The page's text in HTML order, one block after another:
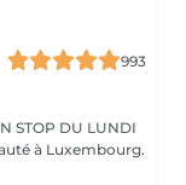
993
STOP DU LUNDI